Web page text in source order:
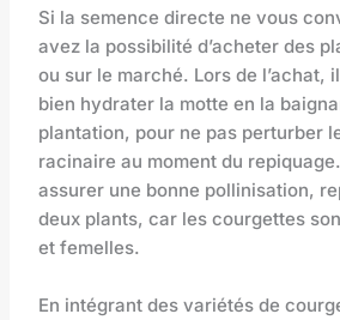
Si la semence directe ne vous
avez la possibilité d’acheter des
ou sur le marché. Lors de l’achat,
bien hydrater la motte en la
plantation, pour ne pas perturber
racinaire au moment du
assurer une bonne pollinisation,
deux plants, car les courgettes
et femelles.
En intégrant des variétés de